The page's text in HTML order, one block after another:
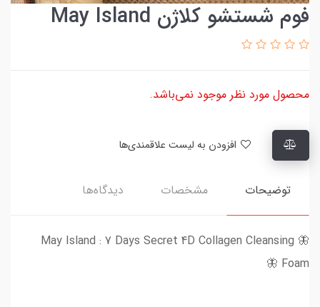
فوم شستشو کلاژن May Island
محصول مورد نظر موجود نمی‌باشد.
توضیحات مشخصات دیدگاه‌ها
🦋 May Island : 7 Days Secret 4D Collagen Cleansing
Foam 🦋